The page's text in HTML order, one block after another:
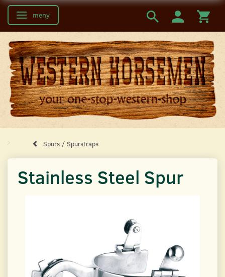
Ändra navigering
meny
Spurs / Spurstraps
Stainless Steel Spur